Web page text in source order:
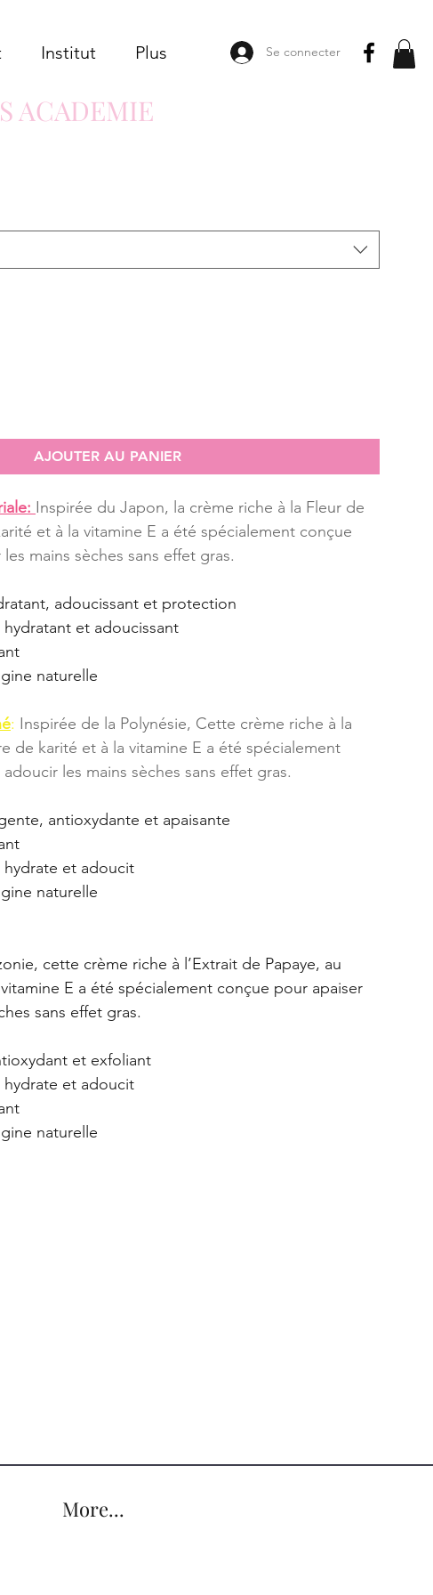
Institut Plus Se connecter
ACADEMIE
AJOUTER AU PANIER
Inspirée du Japon, la crème riche à la Fleur de
et à la vitamine E a été spécialement conçue
mains sèches sans effet gras.
adoucissant et protection
et adoucissant
naturelle
: Inspirée de la Polynésie, Cette crème riche à la
de karité et à la vitamine E a été spécialement
les mains sèches sans effet gras.
antioxydante et apaisante
hydrate et adoucit
naturelle
cette crème riche à l’Extrait de Papaye, au
E a été spécialement conçue pour apaiser
sans effet gras.
et exfoliant
hydrate et adoucit
naturelle
More...